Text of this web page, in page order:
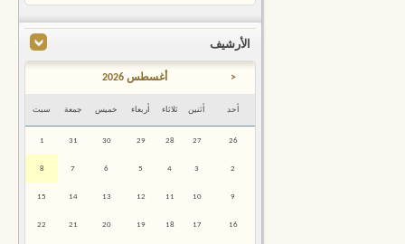
الأرشيف
< أغسطس 2026
أحد أثنين ثلاثاء أربعاء خميس جمعة سبت
26
27
28
29
30
31
1
2
3
4
5
6
7
8
9
10
11
12
13
14
15
16
17
18
19
20
21
22